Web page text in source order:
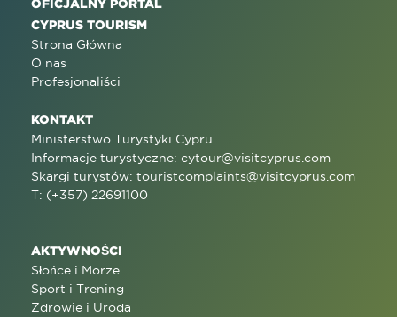
OFICJALNY PORTAL
CYPRUS TOURISM
Strona Główna
O nas
Profesjonaliści
KONTAKT
Ministerstwo Turystyki Cypru
Informacje turystyczne: cytour@visitcyprus.com
Skargi turystów: touristcomplaints@visitcyprus.com
T: (+357) 22691100
AKTYWNOŚCI
Słońce i Morze
Sport i Trening
Zdrowie i Uroda